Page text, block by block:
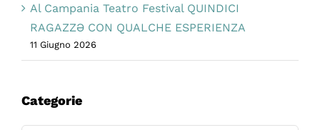
Al Campania Teatro Festival QUINDICI
RAGAZZƏ CON QUALCHE ESPERIENZA
11 Giugno 2026
Categorie